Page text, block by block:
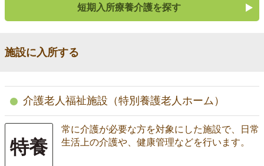
短期入所療養介護を探す
施設に入所する
介護老人福祉施設（特別養護老人ホーム）
特養
常に介護が必要な方を対象にした施設で、日常
生活上の介護や、健康管理などを行います。